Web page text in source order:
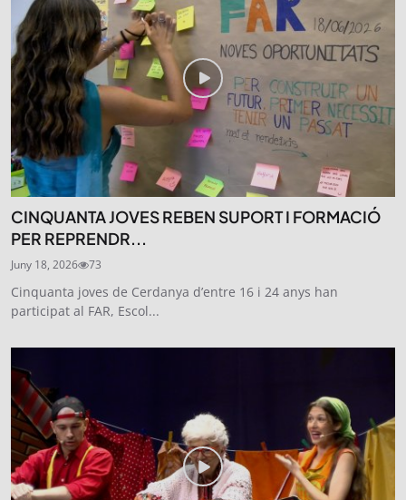
CINQUANTA JOVES REBEN SUPORT I FORMACIÓ
PER REPRENDR...
Juny 18, 2026 73
Cinquanta joves de Cerdanya d’entre 16 i 24 anys han
participat al FAR, Escol...